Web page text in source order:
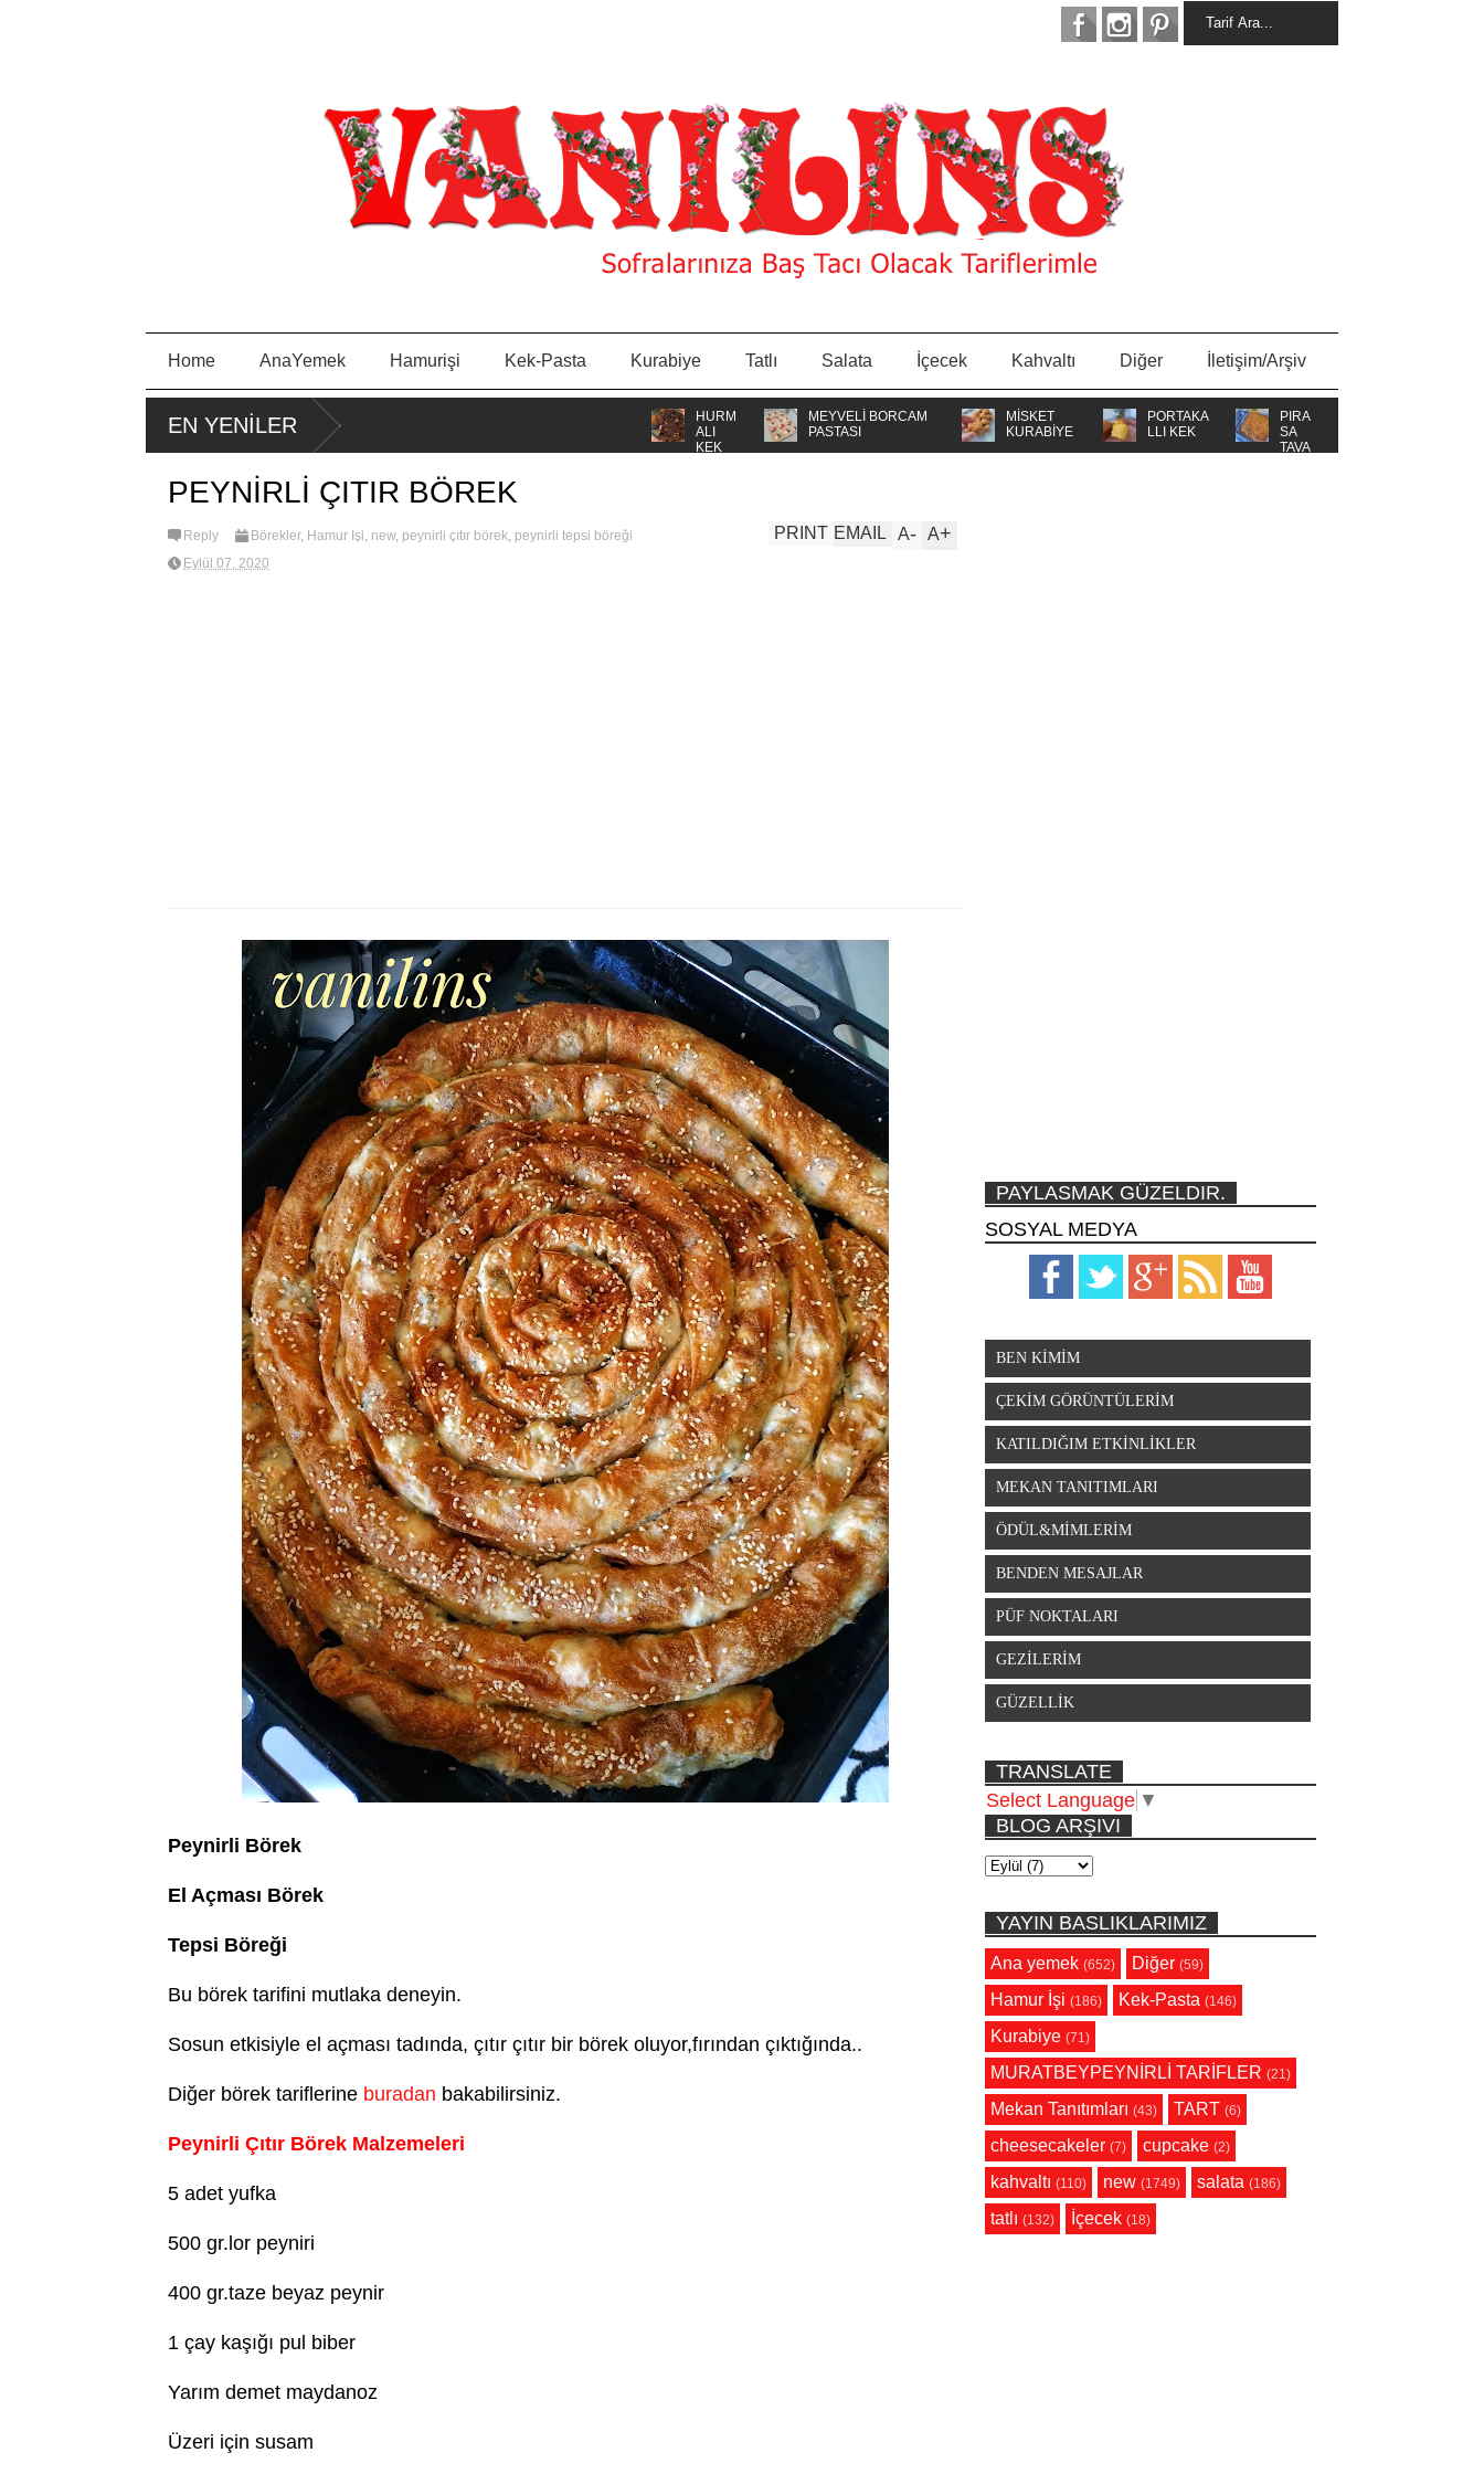
Home AnaYemek Hamurişi Kek-Pasta Kurabiye Tatlı Salata İçecek Kahvaltı Diğer İletişim/Arşiv
EN YENİLER
HURM
ALI
MEYVELİ BORCAM
PASTASI
MİSKET
KURABİYE
PORTAKA
LLI KEK
PIRA
SA
PEYNİRLİ ÇITIR BÖREK
Reply Börekler, Hamur İşi, new, peynirli çıtır börek, peynirli tepsi böreği
Eylül 07, 2020
A+
A-
EMAIL
PRINT
Peynirli Börek
El Açması Börek
Tepsi Böreği
Bu börek tarifini mutlaka deneyin.
Sosun etkisiyle el açması tadında, çıtır çıtır bir börek oluyor,fırından çıktığında..
Diğer börek tariflerine buradan bakabilirsiniz.
Peynirli Çıtır Börek Malzemeleri
5 adet yufka
500 gr.lor peyniri
400 gr.taze beyaz peynir
1 çay kaşığı pul biber
Yarım demet maydanoz
Üzeri için susam
PAYLASMAK GÜZELDIR.
SOSYAL MEDYA
BEN KİMİM
ÇEKİM GÖRÜNTÜLERİM
KATILDIĞIM ETKİNLİKLER
MEKAN TANITIMLARI
ÖDÜL&MİMLERİM
BENDEN MESAJLAR
PÜF NOKTALARI
GEZİLERİM
GÜZELLİK
TRANSLATE
Select Language ▼
BLOG ARŞIVI
YAYIN BASLIKLARIMIZ
Ana yemek (652) Diğer (59)
Hamur İşi (186) Kek-Pasta (146)
Kurabiye (71)
MURATBEYPEYNİRLİ TARİFLER (21)
Mekan Tanıtımları (43) TART (6)
cheesecakeler (7) cupcake (2)
kahvaltı (110) new (1749) salata (186)
tatlı (132) İçecek (18)